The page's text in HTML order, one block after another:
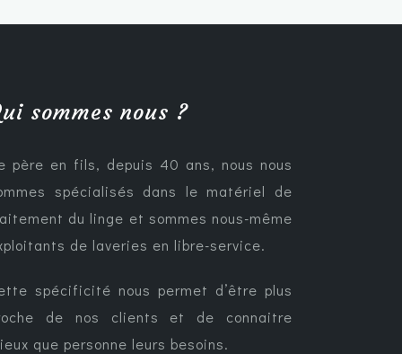
sommes nous ?
père en fils, depuis 40 ans, nous nous
spécialisés dans le matériel de
du linge et sommes nous-même
de laveries en libre-service.
spécificité nous permet d’être plus
de nos clients et de connaitre
que personne leurs besoins.